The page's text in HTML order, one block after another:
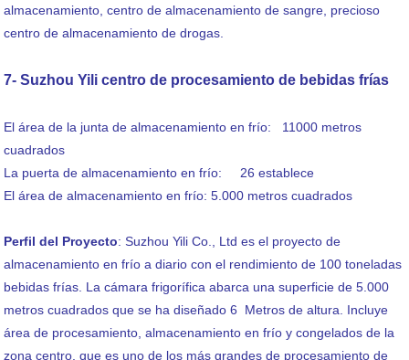
almacenamiento, centro de almacenamiento de sangre, precioso
centro de almacenamiento de drogas.
7- Suzhou Yili centro de procesamiento de bebidas frías
El área de la junta de almacenamiento en frío: 11000 metros
cuadrados
La puerta de almacenamiento en frío: 26 establece
El área de almacenamiento en frío: 5.000 metros cuadrados
Perfil del Proyecto: Suzhou Yili Co., Ltd es el proyecto de
almacenamiento en frío a diario con el rendimiento de 100 toneladas
bebidas frías. La cámara frigorífica abarca una superficie de 5.000
metros cuadrados que se ha diseñado 6 Metros de altura. Incluye
área de procesamiento, almacenamiento en frío y congelados de la
zona centro, que es uno de los más grandes de procesamiento de